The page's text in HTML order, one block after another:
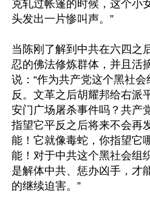
克轧过帐篷的时候，这个小
头发出一片惨叫声。”
当陈刚了解到中共在六四之
忍的佛法修炼群体，并且活
说：“作为共产党这个黑社
反。文革之后胡耀邦给右派
安门广场屠杀事件吗？共产
指望它平反之后将来不会再
能！它就像毒蛇，你指望它
能！对于中共这个黑社会组
是解体中共、惩办凶手，才
的继续迫害。”